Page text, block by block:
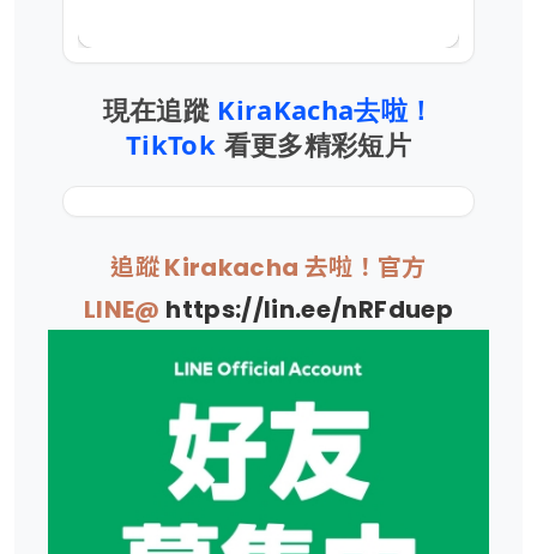
現在追蹤 KiraKacha去啦！
TikTok 看更多精彩短片
追蹤 Kirakacha 去啦！官方
LINE@ https://lin.ee/nRFduep